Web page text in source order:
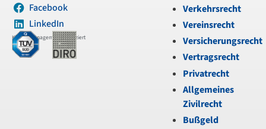
Facebook
LinkedIn
Kanzleimanagement zertifiziert
Verkehrsrecht
Vereinsrecht
Versicherungsrecht
Vertragsrecht
Privatrecht
Allgemeines
Zivilrecht
Bußgeld